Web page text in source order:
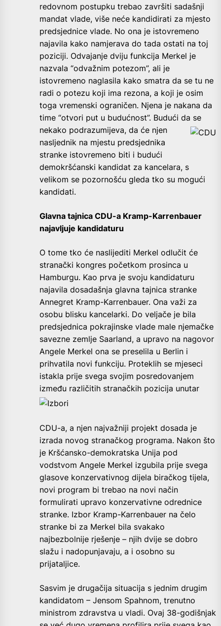
redovnom postupku trebao završiti sadašnji
mandat vlade, više neće kandidirati za mjesto
predsjednice vlade. No ona je istovremeno
najavila kako namjerava do tada ostati na toj
poziciji. Odvajanje dviju funkcija Merkel je
nazvala “odvažnim potezom”, ali je
istovremeno naglasila kako smatra da se tu ne
radi o potezu koji ima rezona, a koji je osim
toga vremenski ograničen. Njena je nakana da
time “otvori put u budućnost”. Budući da se
nekako podrazumijeva, da će njen
nasljednik na mjestu predsjednika
stranke istovremeno biti i budući
demokršćanski kandidat za kancelara, s
velikom se pozornošću gleda tko su mogući
kandidati.
Glavna tajnica CDU-a Kramp-Karrenbauer
najavljuje kandidaturu
O tome tko će naslijediti Merkel odlučit će
stranački kongres početkom prosinca u
Hamburgu. Kao prva je svoju kandidaturu
najavila dosadašnja glavna tajnica stranke
Annegret Kramp-Karrenbauer. Ona važi za
osobu blisku kancelarki. Do veljače je bila
predsjednica pokrajinske vlade male njemačke
savezne zemlje Saarland, a upravo na nagovor
Angele Merkel ona se preselila u Berlin i
prihvatila novi funkciju. Proteklih se mjeseci
istakla prije svega svojim posredovanjem
između različitih stranačkih pozicija unutar
CDU-a, a njen najvažniji projekt dosada je
izrada novog stranačkog programa. Nakon što
je Kršćansko-demokratska Unija pod
vodstvom Angele Merkel izgubila prije svega
glasove konzervativnog dijela biračkog tijela,
novi program bi trebao na novi način
formulirati upravo konzervativne odrednice
stranke. Izbor Kramp-Karrenbauer na čelo
stranke bi za Merkel bila svakako
najbezbolnije rješenje – njih dvije se dobro
slažu i nadopunjavaju, a i osobno su
prijataljice.
Sasvim je drugačija situacija s jednim drugim
kandidatom – Jensom Spahnom, trenutno
ministrom zdravstva u vladi. Ovaj 38-godišnjak